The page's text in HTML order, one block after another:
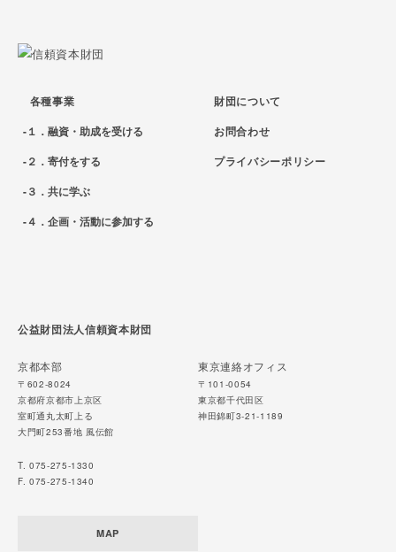
各種事業
１．融資・助成を受ける
２．寄付をする
３．共に学ぶ
４．企画・活動に参加する
財団について
お問合わせ
プライバシーポリシー
公益財団法人信頼資本財団
京都本部
〒602-8024
京都府京都市上京区
室町通丸太町上る
大門町253番地 風伝館
T. 075-275-1330
F. 075-275-1340
MAP
東京連絡オフィス
〒101-0054
東京都千代田区
神田錦町3-21-1189